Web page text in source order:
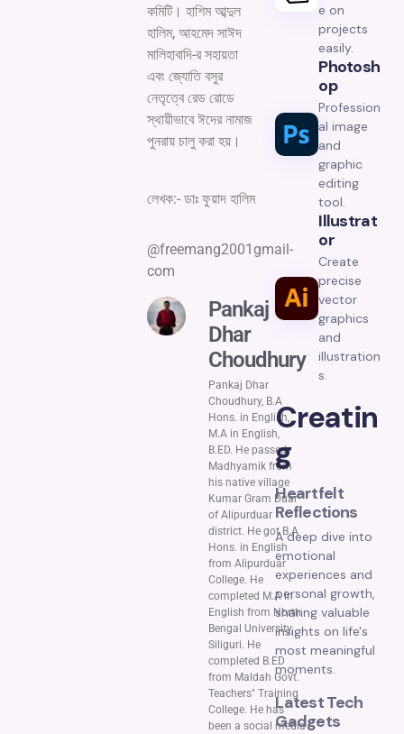
কমিটি। হাশিম আব্দুল
হালিম, আহমেদ সাঈদ
মালিহাবাদি-র সহায়তা
এবং জ্যোতি বসুর
নেতৃত্বে রেড রোডে
স্থায়ীভাবে ঈদের নামাজ
পুনরায় চালু করা হয়।
লেখক:- ডাঃ ফুয়াদ হালিম
@freemang2001gmail-
com
Pankaj
Dhar
Choudhury
Pankaj Dhar
Choudhury, B.A
Hons. in English,
M.A in English,
B.ED. He passed
Madhyamik from
his native village
Kumar Gram Duar
of Alipurduar
district. He got B.A
Hons. in English
from Alipurduar
College. He
completed M.A in
English from North
Bengal University,
Siliguri. He
completed B.ED
from Maldah Govt.
Teachers" Training
College. He has
been a social media
e on
projects
easily.
Photosh
Op
Profession
al image
and
graphic
editing
tool.
Illustrat
Or
Create
precise
vector
graphics
and
illustration
s.
Creatin
g
Heartfelt
Reflections
A deep dive into
emotional
experiences and
personal growth,
sharing valuable
insights on life's
most meaningful
moments.
Latest Tech
Gadgets